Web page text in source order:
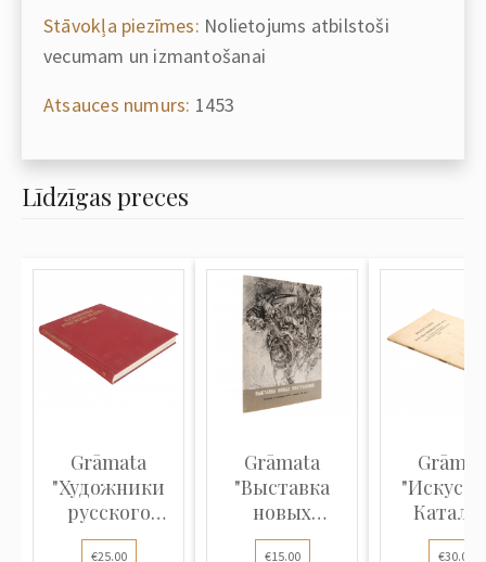
Stāvokļa piezīmes: Nolietojums atbilstoši
vecumam un izmantošanai
Atsauces numurs: 1453
Līdzīgas preces
Grāmata
"Художники
русского
театра 1880 -
€25.00
Grāmata
"Выставка
новых
поступлений,
€15.00 €30.00